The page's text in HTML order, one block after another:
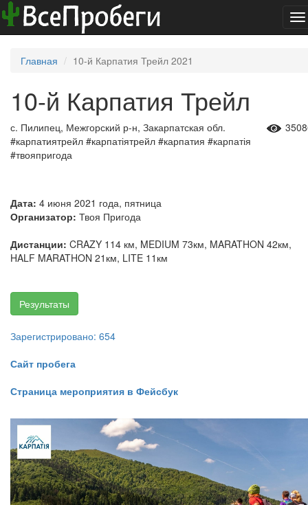
Главная 10-й Карпатия Трейл 2021
10-й Карпатия Трейл
с. Пилипец, Межгорский р-н, Закарпатская обл.
#карпатиятрейл #карпатіятрейл #карпатия #карпатія
#твояпригода
Дата: 4 июня 2021 года, пятница
Организатор: Твоя Пригода
Дистанции: CRAZY 114 км, MEDIUM 73км, MARATHON 42км,
HALF MARATHON 21км, LITE 11км
Результаты
Зарегистрировано: 654
Сайт пробега
Страница мероприятия в Фейсбук